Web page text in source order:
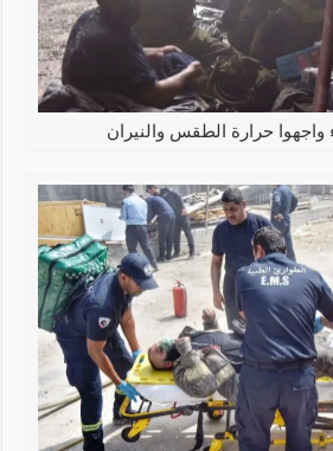
واجهوا حرارة الطقس والنيران